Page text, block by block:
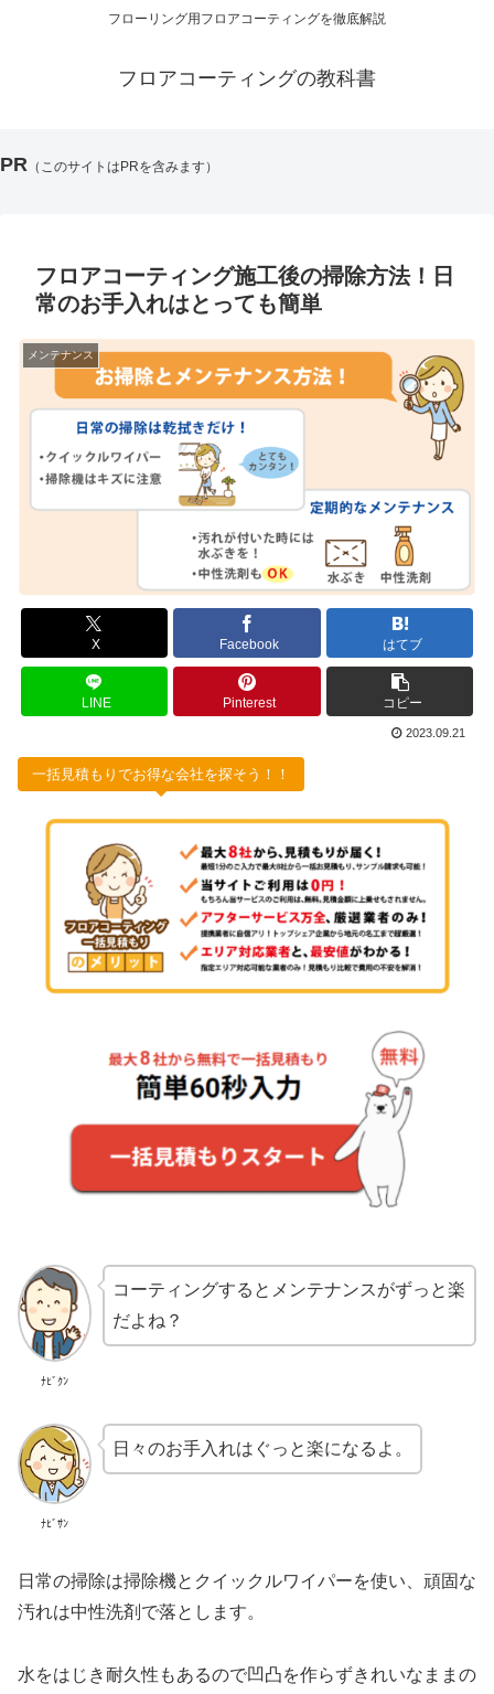
フローリング用フロアコーティングを徹底解説
フロアコーティングの教科書
PR （このサイトはPRを含みます）
フロアコーティング施工後の掃除方法！日
常のお手入れはとっても簡単
メンテナンス
X Facebook はてブ
LINE Pinterest コピー
2023.09.21
一括見積もりでお得な会社を探そう！！
ﾅﾋﾞｸﾝ
コーティングするとメンテナンスがずっと楽
だよね？
ﾅﾋﾞｻﾝ
日々のお手入れはぐっと楽になるよ。
日常の掃除は掃除機とクイックルワイパーを使い、頑固な
汚れは中性洗剤で落とします。
水をはじき耐久性もあるので凹凸を作らずきれいなままの